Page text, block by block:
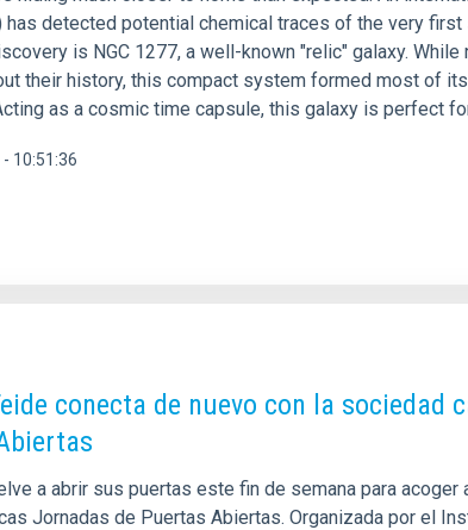
has detected potential chemical traces of the very
is NGC 1277, a well-known "relic" galaxy.
their history, this compact system formed most of
as a cosmic time capsule, this galaxy is perfect
10:51:36
conecta de nuevo con la sociedad
a abrir sus puertas este fin de semana para
Jornadas de Puertas Abiertas. Organizada por el